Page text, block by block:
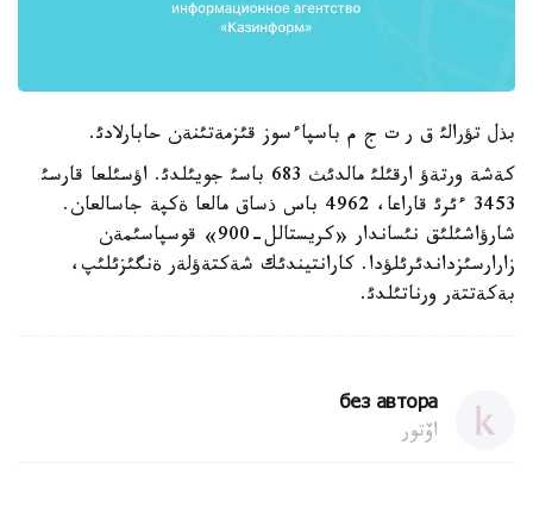
بذل تؤرالئ ق ر ت ج م باسپاءسوز قئزمةتئنةن حابارلادئ.
كةشة ورتةؤ ارقئلئ مالدئث 683 باسئ جويئلدئ. اؤسئلعا قارسئ
3453 ءئرئ قاراعا، 4962 باس ذساق مالعا ةكپة جاسالعان.
شارؤاشئلئق نئساندار «كريستالل-900» قوسپاسئمةن
زارارسئزداندئرئلؤدا. كارانتيندئك شةكتةؤلةر ةنگئزئلئپ،
بةكةتتةر ورناتئلدئ.
без автора
اۆتور